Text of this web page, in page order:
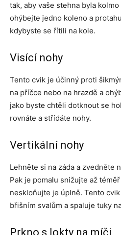
tak, aby vaše stehna byla
ohýbejte jedno koleno a
kdybyste se řítili na kole.
Visící nohy
Tento cvik je účinný proti
na příčce nebo na hrazdě a
jako byste chtěli dotknout se
rovnáte a střídáte nohy.
Vertikální nohy
Lehněte si na záda a zvedněte
Pak je pomalu snižujte až
neskloňujte je úplně. Tento
břišním svalům a spaluje tuky
Prkno s lokty na míči